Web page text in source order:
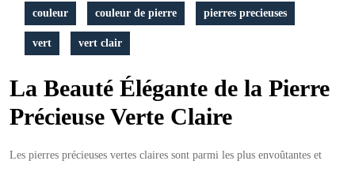
couleur couleur de pierre pierres precieuses
vert vert clair
La Beauté Élégante de la Pierre
Précieuse Verte Claire
Les pierres précieuses vertes claires sont parmi les plus envoûtantes et